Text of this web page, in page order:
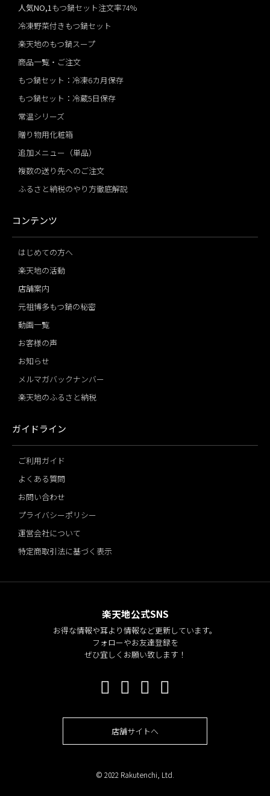
人気NO,1もつ鍋セット注文率74%
冷凍野菜付きもつ鍋セット
楽天地のもつ鍋スープ
商品一覧・ご注文
もつ鍋セット：冷凍6カ月保存
もつ鍋セット：冷蔵5日保存
常温シリーズ
贈り物用化粧箱
追加メニュー（単品）
複数の送り先へのご注文
ふるさと納税のやり方徹底解説
コンテンツ
はじめての方へ
楽天地の活動
店舗案内
元祖博多もつ鍋の秘密
動画一覧
お客様の声
お知らせ
メルマガバックナンバー
楽天地のふるさと納税
ガイドライン
ご利用ガイド
よくある質問
お問い合わせ
プライバシーポリシー
運営会社について
特定商取引法に基づく表示
楽天地公式SNS
お得な情報や耳より情報など更新しています。
フォローやお友達登録を
ぜひ宜しくお願い致します！
店舗サイトへ
© 2022 Rakutenchi, Ltd.